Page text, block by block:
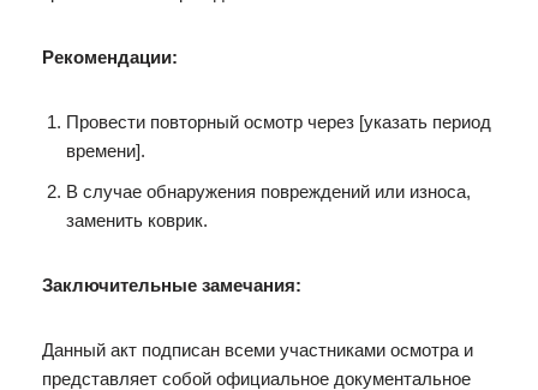
Рекомендации:
Провести повторный осмотр через [указать период
времени].
В случае обнаружения повреждений или износа,
заменить коврик.
Заключительные замечания:
Данный акт подписан всеми участниками осмотра и
представляет собой официальное документальное